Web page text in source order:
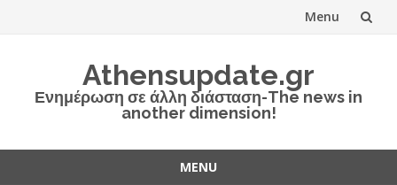
Menu
Athensupdate.gr
Ενημέρωση σε άλλη διάσταση-The news in
another dimension!
MENU